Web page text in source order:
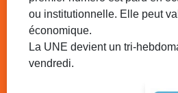
ou institutionnelle. Elle peut
économique.
La UNE devient un tri-
vendredi.